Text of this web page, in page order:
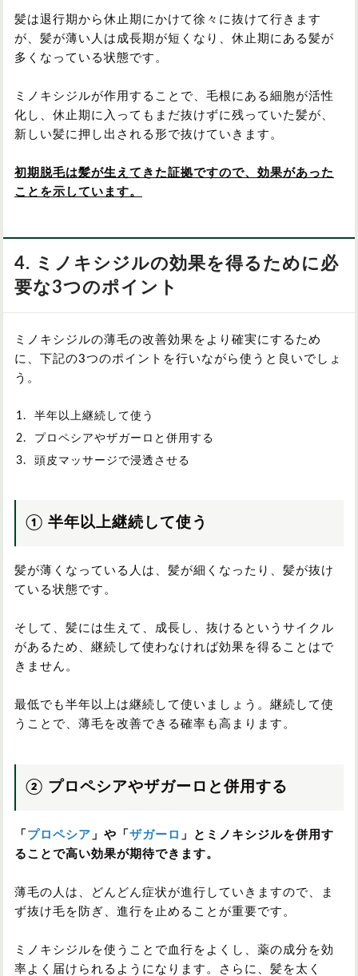
髪は退行期から休止期にかけて徐々に抜けて行きます
が、髪が薄い人は成長期が短くなり、休止期にある髪が
多くなっている状態です。
ミノキシジルが作用することで、毛根にある細胞が活性
化し、休止期に入ってもまだ抜けずに残っていた髪が、
新しい髪に押し出される形で抜けていきます。
初期脱毛は髪が生えてきた証拠ですので、効果があった
ことを示しています。
4. ミノキシジルの効果を得るために必
要な3つのポイント
ミノキシジルの薄毛の改善効果をより確実にするため
に、下記の3つのポイントを行いながら使うと良いでしょ
う。
半年以上継続して使う
プロペシアやザガーロと併用する
頭皮マッサージで浸透させる
① 半年以上継続して使う
髪が薄くなっている人は、髪が細くなったり、髪が抜け
ている状態です。
そして、髪には生えて、成長し、抜けるというサイクル
があるため、継続して使わなければ効果を得ることはで
きません。
最低でも半年以上は継続して使いましょう。継続して使
うことで、薄毛を改善できる確率も高まります。
② プロペシアやザガーロと併用する
「 プロペシア 」や「 ザガーロ 」とミノキシジルを併用す
ることで高い効果が期待できます。
薄毛の人は、どんどん症状が進行していきますので、ま
ず抜け毛を防ぎ、進行を止めることが重要です。
ミノキシジルを使うことで血行をよくし、薬の成分を効
率よく届けられるようになります。さらに、髪を太く